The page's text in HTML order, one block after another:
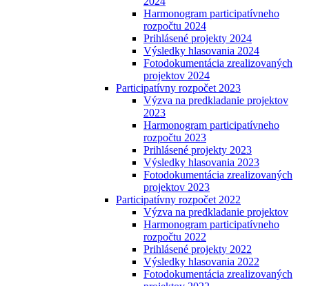
Harmonogram participatívneho
rozpočtu 2024
Prihlásené projekty 2024
Výsledky hlasovania 2024
Fotodokumentácia zrealizovaných
projektov 2024
Participatívny rozpočet 2023
Výzva na predkladanie projektov
2023
Harmonogram participatívneho
rozpočtu 2023
Prihlásené projekty 2023
Výsledky hlasovania 2023
Fotodokumentácia zrealizovaných
projektov 2023
Participatívny rozpočet 2022
Výzva na predkladanie projektov
Harmonogram participatívneho
rozpočtu 2022
Prihlásené projekty 2022
Výsledky hlasovania 2022
Fotodokumentácia zrealizovaných